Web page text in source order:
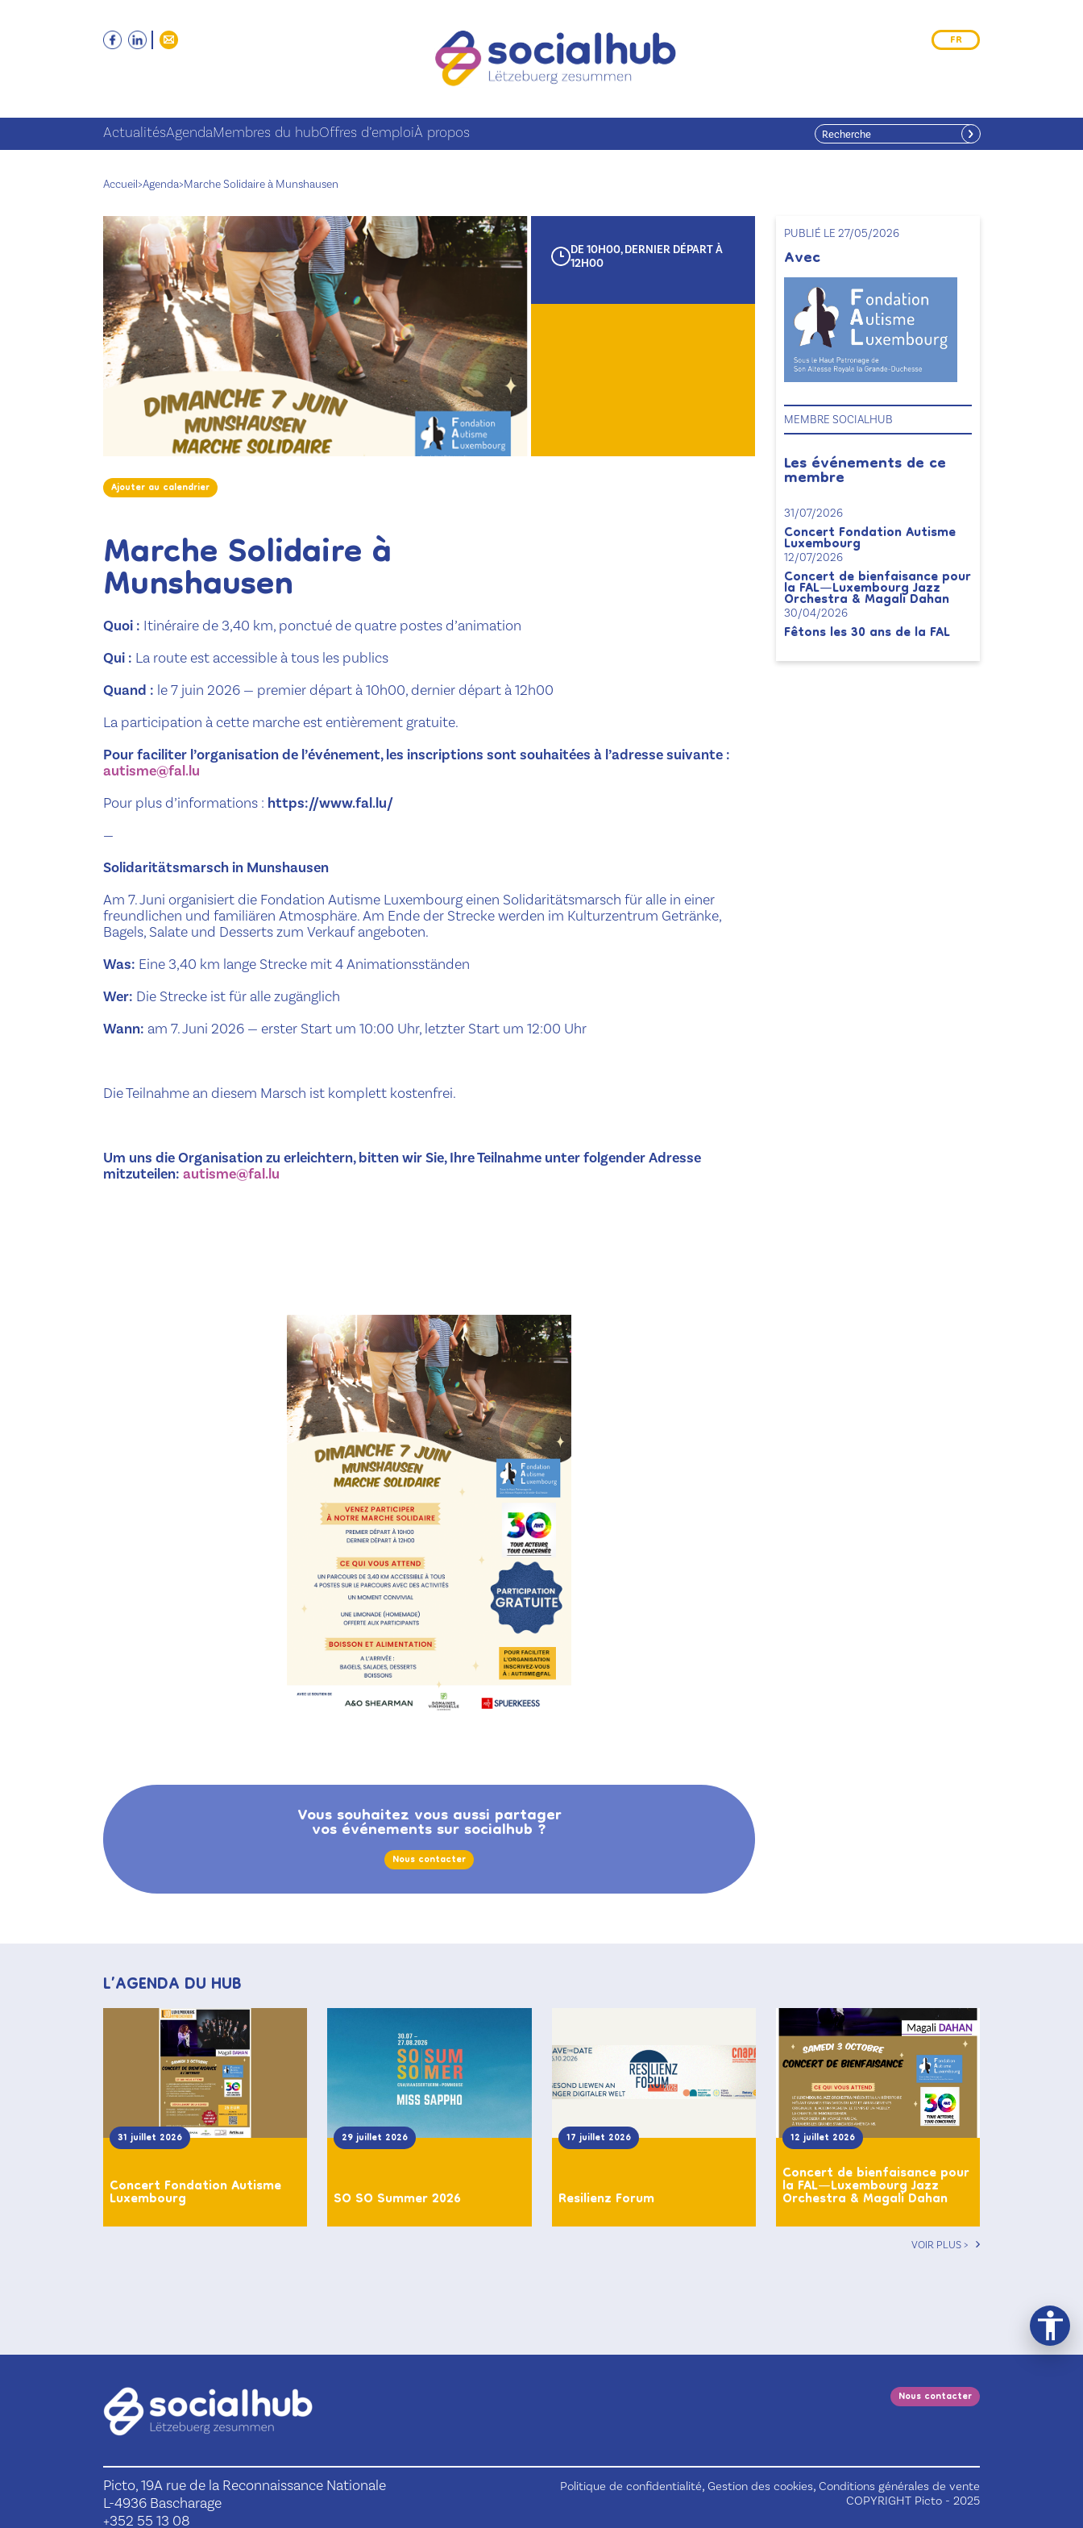
FR
ActualitésAgendaMembres du hubOffres d’emploiÀ propos
Accueil>Agenda>Marche Solidaire à Munshausen
PUBLIÉ LE 27/05/2026
Avec
MEMBRE SOCIALHUB
Les événements de ce
membre
31/07/2026
Concert Fondation Autisme
Luxembourg
12/07/2026
Concert de bienfaisance pour
la FAL—Luxembourg Jazz
Orchestra & Magali Dahan
30/04/2026
Fêtons les 30 ans de la FAL
DE 10H00, DERNIER DÉPART À
12H00
Ajouter au calendrier
Marche Solidaire à
Munshausen
Quoi : Itinéraire de 3,40 km, ponctué de quatre postes d’animation
Qui : La route est accessible à tous les publics
Quand : le 7 juin 2026 — premier départ à 10h00, dernier départ à 12h00
La participation à cette marche est entièrement gratuite.
Pour faciliter l’organisation de l’événement, les inscriptions sont souhaitées à l’adresse suivante :
autisme@fal.lu
Pour plus d’informations : https://www.fal.lu/
—
Solidaritätsmarsch in Munshausen
Am 7. Juni organisiert die Fondation Autisme Luxembourg einen Solidaritätsmarsch für alle in einer
freundlichen und familiären Atmosphäre. Am Ende der Strecke werden im Kulturzentrum Getränke,
Bagels, Salate und Desserts zum Verkauf angeboten.
Was: Eine 3,40 km lange Strecke mit 4 Animationsständen
Wer: Die Strecke ist für alle zugänglich
Wann: am 7. Juni 2026 — erster Start um 10:00 Uhr, letzter Start um 12:00 Uhr
Die Teilnahme an diesem Marsch ist komplett kostenfrei.
Um uns die Organisation zu erleichtern, bitten wir Sie, Ihre Teilnahme unter folgender Adresse
mitzuteilen: autisme@fal.lu
Vous souhaitez vous aussi partager
vos événements sur socialhub ?
Nous contacter
L’AGENDA DU HUB
31 juillet 2026
Concert Fondation Autisme
Luxembourg
29 juillet 2026
SO SO Summer 2026
17 juillet 2026
Resilienz Forum
12 juillet 2026
Concert de bienfaisance pour
la FAL—Luxembourg Jazz
Orchestra & Magali Dahan
VOIR PLUS >
Nous contacter
Picto, 19A rue de la Reconnaissance Nationale
L-4936 Bascharage
+352 55 13 08
Politique de confidentialité, Gestion des cookies, Conditions générales de vente
COPYRIGHT Picto - 2025